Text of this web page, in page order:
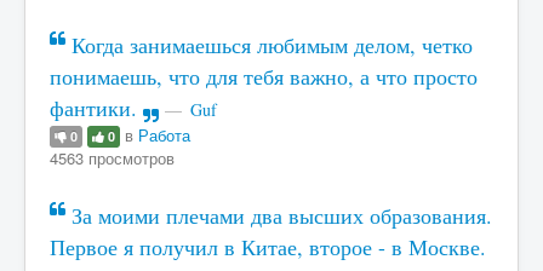
Когда занимаешься любимым делом, четко
понимаешь, что для тебя важно, а что просто
фантики.
Guf
0 0 в Работа
4563 просмотров
За моими плечами два высших образования.
Первое я получил в Китае, второе - в Москве.